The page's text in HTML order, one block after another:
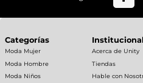
RECIBIR LAS